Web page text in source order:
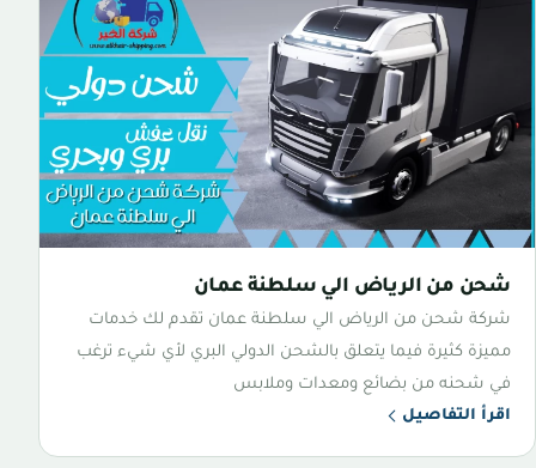
شحن من الرياض الي سلطنة عمان
شركة شحن من الرياض الي سلطنة عمان تقدم لك خدمات
مميزة كثيرة فيما يتعلق بالشحن الدولي البري لأي شيء ترغب
في شحنه من بضائع ومعدات وملابس
اقرأ التفاصيل